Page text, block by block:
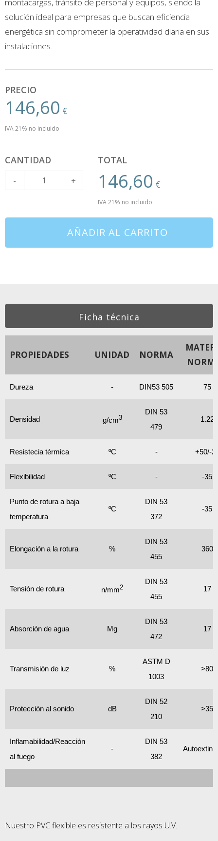
solución ideal para empresas que buscan eficiencia
energética sin comprometer la operatividad diaria en sus
instalaciones.
PRECIO
146,60€
IVA 21% no incluido
CANTIDAD
-
Cantidad +
TOTAL
146,60€
IVA 21% no incluido
AÑADIR AL CARRITO
Ficha técnica
PROPIEDADES UNIDAD NORMA
Dureza - DIN53 505 75
Densidad g/cm3
DIN 53
479
1.22
Resistecia térmica ºC - +50/-
Flexibilidad ºC - -35
Punto de rotura a baja
temperatura
ºC
DIN 53
372
-35
Elongación a la rotura %
DIN 53
455
360
Tensión de rotura n/mm2
DIN 53
455
17
Absorción de agua Mg
DIN 53
472
17
Transmisión de luz %
ASTM D
1003
>80
Protección al sonido dB
DIN 52
210
>35
Inflamabilidad/Reacción
al fuego
-
DIN 53
382
Nuestro PVC flexible es resistente a los rayos U.V.